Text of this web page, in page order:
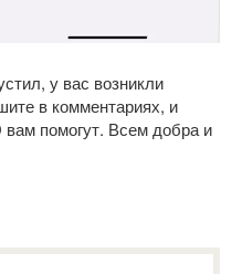
у вас возникли
в комментариях, и
помогут. Всем добра и